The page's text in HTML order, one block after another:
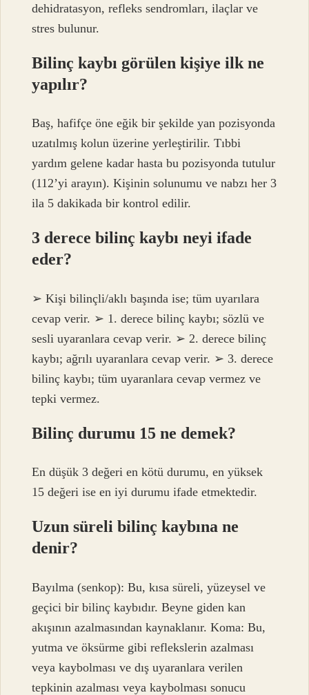
dehidratasyon, refleks sendromları, ilaçlar ve
stres bulunur.
Bilinç kaybı görülen kişiye ilk ne
yapılır?
Baş, hafifçe öne eğik bir şekilde yan pozisyonda
uzatılmış kolun üzerine yerleştirilir. Tıbbi
yardım gelene kadar hasta bu pozisyonda tutulur
(112’yi arayın). Kişinin solunumu ve nabzı her 3
ila 5 dakikada bir kontrol edilir.
3 derece bilinç kaybı neyi ifade
eder?
➢ Kişi bilinçli/aklı başında ise; tüm uyarılara
cevap verir. ➢ 1. derece bilinç kaybı; sözlü ve
sesli uyaranlara cevap verir. ➢ 2. derece bilinç
kaybı; ağrılı uyaranlara cevap verir. ➢ 3. derece
bilinç kaybı; tüm uyaranlara cevap vermez ve
tepki vermez.
Bilinç durumu 15 ne demek?
En düşük 3 değeri en kötü durumu, en yüksek
15 değeri ise en iyi durumu ifade etmektedir.
Uzun süreli bilinç kaybına ne
denir?
Bayılma (senkop): Bu, kısa süreli, yüzeysel ve
geçici bir bilinç kaybıdır. Beyne giden kan
akışının azalmasından kaynaklanır. Koma: Bu,
yutma ve öksürme gibi reflekslerin azalması
veya kaybolması ve dış uyaranlara verilen
tepkinin azalması veya kaybolması sonucu